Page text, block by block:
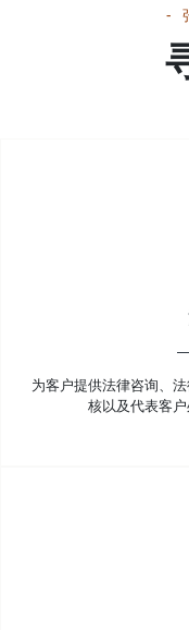
为客户提供法律咨询、
核以及代表客户